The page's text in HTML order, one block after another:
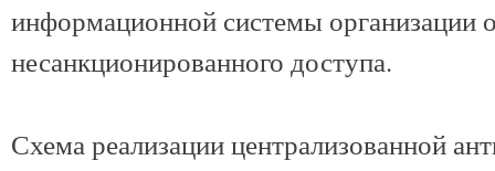
информационной системы организации
несанкционированного доступа.
Схема реализации централизованной